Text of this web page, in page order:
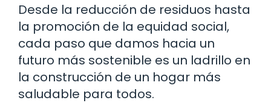
Desde la reducción de residuos hasta
la promoción de la equidad social,
cada paso que damos hacia un
futuro más sostenible es un ladrillo en
la construcción de un hogar más
saludable para todos.